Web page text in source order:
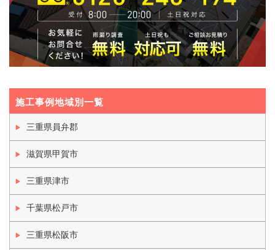
施工事例地域別一覧
三重県員弁郡
滋賀県甲賀市
三重県津市
千葉県松戸市
三重県松阪市